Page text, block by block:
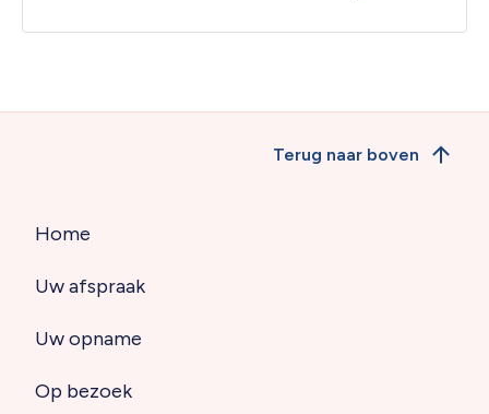
(footer)
Home
Uw afspraak
Uw opname
Op bezoek
Terug naar boven